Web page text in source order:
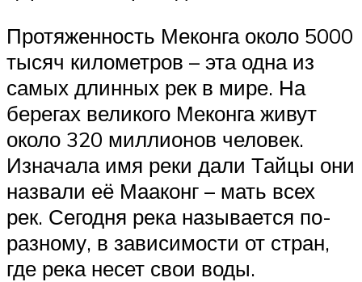
Протяженность Меконга около 5000
тысяч километров – эта одна из
самых длинных рек в мире. На
берегах великого Меконга живут
около 320 миллионов человек.
Изначала имя реки дали Тайцы они
назвали её Мааконг – мать всех
рек. Сегодня река называется по-
разному, в зависимости от стран,
где река несет свои воды.